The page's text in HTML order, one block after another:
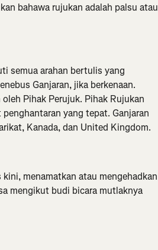
bahawa rujukan adalah palsu atau
semua arahan bertulis yang
Ganjaran, jika berkenaan.
Pihak Perujuk. Pihak Rujukan
yang tepat. Ganjaran
Kanada, dan United Kingdom.
menamatkan atau mengehadkan
mengikut budi bicara mutlaknya